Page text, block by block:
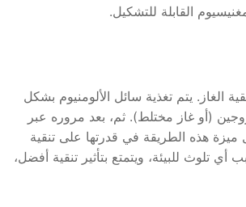
القابلة للتشكيل.
الغاز. يتم تغذية سائل الألومنيوم بشكل
(أو غاز مختلط). ثم، بعد مروره عبر
هذه الطريقة في قدرتها على تنقية
لا يسبب أي تلوث للبيئة، ويتمتع بتأثير تنقية أفضل،